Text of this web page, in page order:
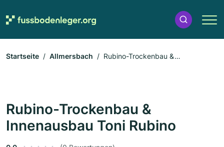
Startseite Allmersbach
Rubino-Trockenbau &
Rubino-Trockenbau &
Innenausbau Toni Rubino